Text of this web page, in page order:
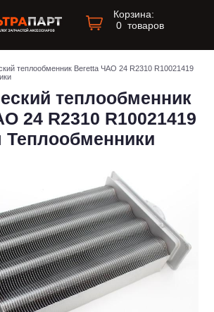
Корзина:
0 товаров
теплообменник Beretta ЧАО 24 R2310 R10021419
теплообменник
24 R2310 R10021419
Теплообменники